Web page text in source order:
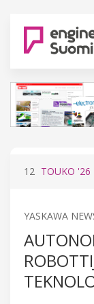
12 TOUKO '26
YASKAWA